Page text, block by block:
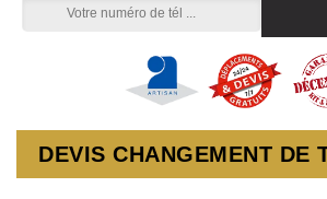
DEVIS CHANGEMENT DE